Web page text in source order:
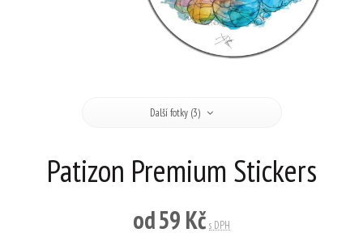
Další fotky (3)
Patizon Premium Stickers
od59 Kč s DPH